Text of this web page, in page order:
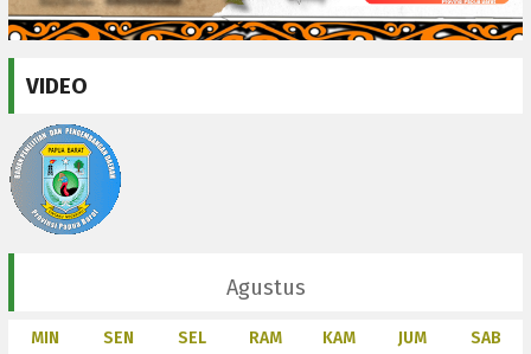
VIDEO
Agustus
MIN SEN SEL RAM KAM JUM
SAB